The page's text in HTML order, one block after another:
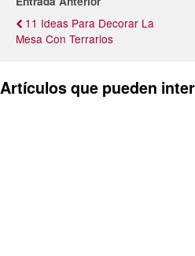
11 Ideas Para Decorar La
Mesa Con Terrarios
Artículos que pueden